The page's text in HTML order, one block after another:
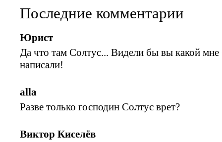
Последние комментарии
Юрист
Да что там Солтус... Видели бы вы какой мне
написали!
alla
Разве только господин Солтус врет?
Виктор Киселёв